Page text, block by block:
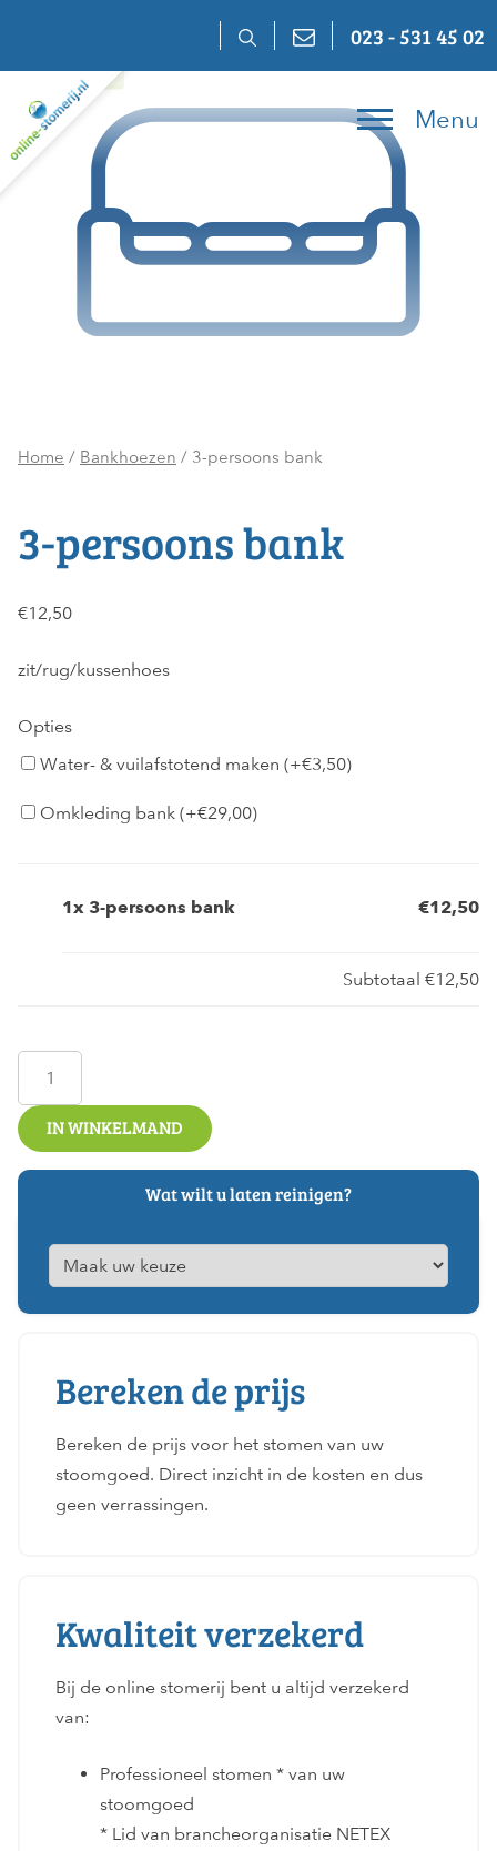
content
023 - 531 45 02
Menu
Home / Bankhoezen / 3-persoons bank
3-persoons bank
€12,50
zit/rug/kussenhoes
Opties
Water- & vuilafstotend maken (+€3,50)
Omkleding bank (+€29,00)
1x 3-persoons bank €12,50
Subtotaal €12,50
bank
aantal
IN WINKELMAND
Wat wilt u laten reinigen?
Bereken de prijs
Bereken de prijs voor het stomen van uw
stoomgoed. Direct inzicht in de kosten en dus
geen verrassingen.
Kwaliteit verzekerd
Bij de online stomerij bent u altijd verzekerd
van:
Professioneel stomen * van uw
stoomgoed
* Lid van brancheorganisatie NETEX